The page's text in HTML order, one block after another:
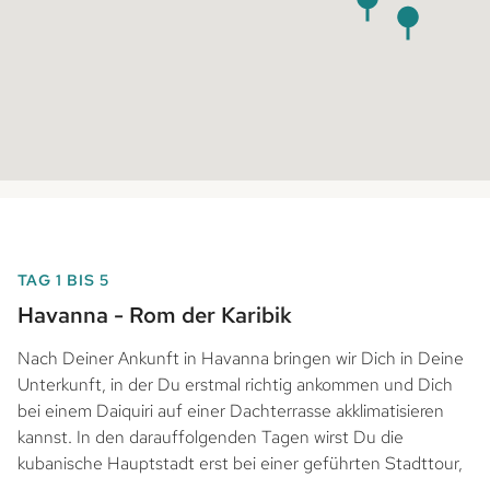
TAG 1 BIS 5
Havanna - Rom der Karibik
Nach Deiner Ankunft in Havanna bringen wir Dich in Deine
Unterkunft, in der Du erstmal richtig ankommen und Dich
bei einem Daiquiri auf einer Dachterrasse akklimatisieren
kannst. In den darauffolgenden Tagen wirst Du die
kubanische Hauptstadt erst bei einer geführten Stadttour,